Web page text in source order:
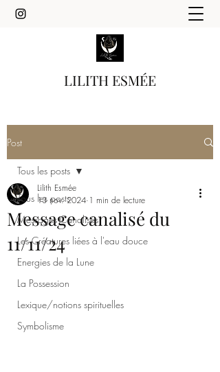
LILITH ESMÉE
Post
Tous les posts
Messages Canalisés
Les Créatures liées à l'eau douce
Energies de la Lune
La Possession
Lexique/notions spirituelles
Symbolisme
Tous les posts
Message canalisé du
11/11/24
Lilith Esmée
13 nov. 2024 1 min de lecture